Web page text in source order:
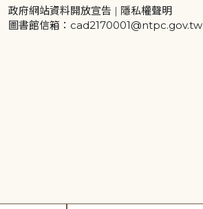
政府網站資料開放宣告 | 隱私權聲明
圖書館信箱：cad2170001@ntpc.gov.tw